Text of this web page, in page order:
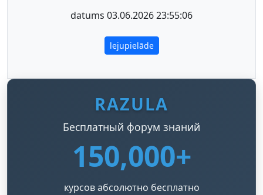
datums 03.06.2026 23:55:06
lejupielāde
RAZULA
Бесплатный форум знаний
150,000+
курсов абсолютно бесплатно